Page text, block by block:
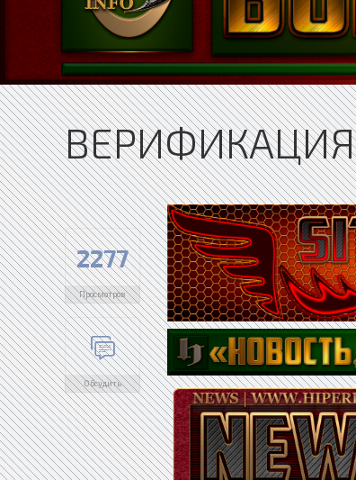
ВЕРИФИКАЦИЯ
2277
Просмотров
Обсудить